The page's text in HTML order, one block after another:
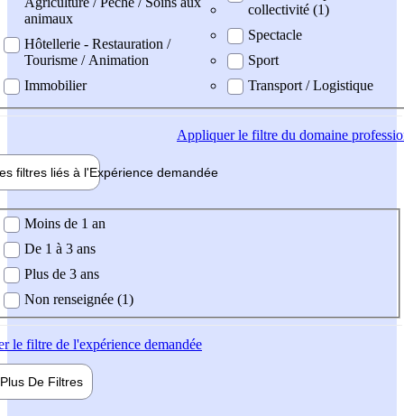
animaux
Hôtellerie - Restauration /
Tourisme / Animation
Immobilier
collectivité (1)
Spectacle
Sport
Transport / Logistique
Appliquerle filtre du domaine
filtres liés à l'Expérience demandée
demandée
Moins de 1 an
De 1 à 3 ans
Plus de 3 ans
Non renseignée (1)
le filtre de l'expérience demandée
Plus De Filtres